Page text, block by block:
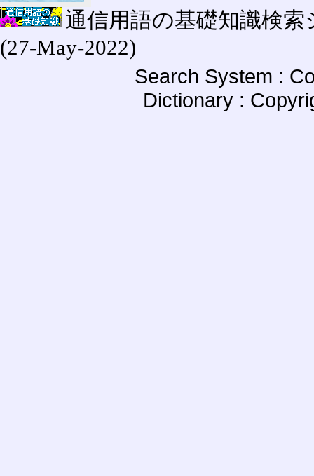
通信用語の基礎知識検索
(27-May-2022)
Search System :
Dictionary :